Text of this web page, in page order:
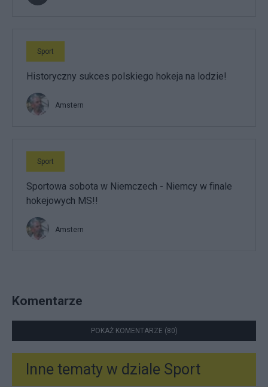
Sport
Historyczny sukces polskiego hokeja na lodzie!
Amstern
Sport
Sportowa sobota w Niemczech - Niemcy w finale
hokejowych MS!!
Amstern
Komentarze
POKAŻ KOMENTARZE (80)
Inne tematy w dziale Sport